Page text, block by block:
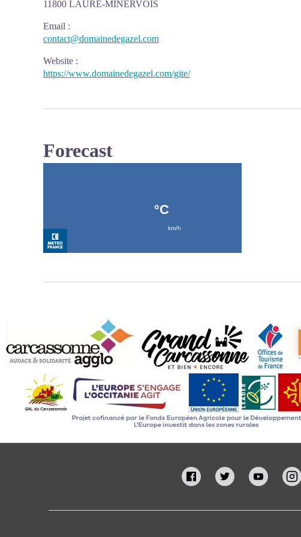
11800 LAURE-MINERVOIS
Email :
contact@domainedegazel.com
Website :
https://www.domainedegazel.com/gite/
Forecast